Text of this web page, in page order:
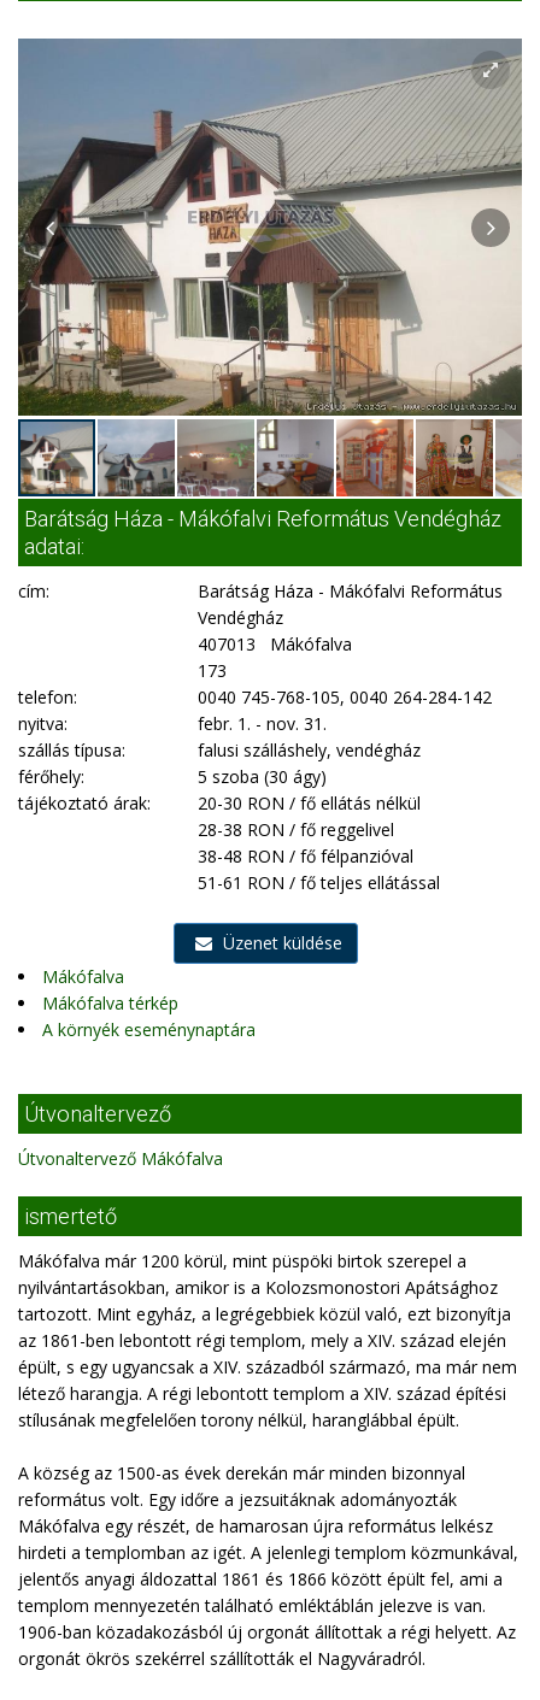
Barátság Háza - Mákófalvi Református Vendégház
adatai:
cím:
Barátság Háza - Mákófalvi Református
Vendégház
407013 Mákófalva
173
telefon:
0040 745-768-105, 0040 264-284-142
nyitva:
febr. 1. - nov. 31.
szállás típusa:
falusi szálláshely, vendégház
férőhely:
5 szoba (30 ágy)
tájékoztató árak:
20-30 RON / fő ellátás nélkül
28-38 RON / fő reggelivel
38-48 RON / fő félpanzióval
51-61 RON / fő teljes ellátással
Üzenet küldése
Mákófalva
Mákófalva térkép
A környék eseménynaptára
Útvonaltervező
Útvonaltervező Mákófalva
ismertető
Mákófalva már 1200 körül, mint püspöki birtok szerepel a
nyilvántartásokban, amikor is a Kolozsmonostori Apátsághoz
tartozott. Mint egyház, a legrégebbiek közül való, ezt bizonyítja
az 1861-ben lebontott régi templom, mely a XIV. század elején
épült, s egy ugyancsak a XIV. századból származó, ma már nem
létező harangja. A régi lebontott templom a XIV. század építési
stílusának megfelelően torony nélkül, haranglábbal épült.
A község az 1500-as évek derekán már minden bizonnyal
református volt. Egy időre a jezsuitáknak adományozták
Mákófalva egy részét, de hamarosan újra református lelkész
hirdeti a templomban az igét. A jelenlegi templom közmunkával,
jelentős anyagi áldozattal 1861 és 1866 között épült fel, ami a
templom mennyezetén található emléktáblán jelezve is van.
1906-ban közadakozásból új orgonát állítottak a régi helyett. Az
orgonát ökrös szekérrel szállították el Nagyváradról.